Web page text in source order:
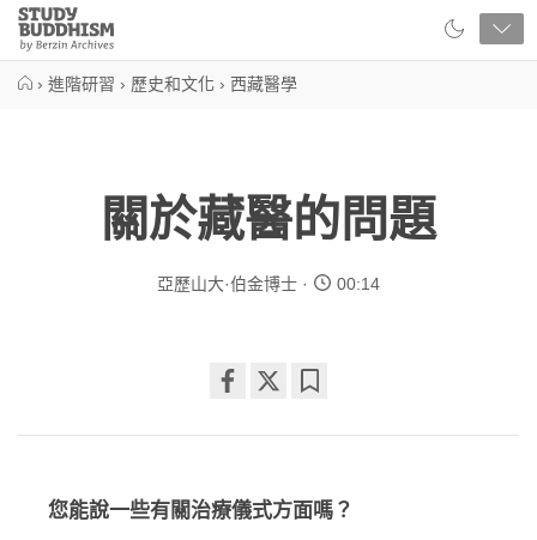
Close
Study
Buddhism
› 進階研習 › 歷史和文化 › 西藏醫學
關於藏醫的問題
亞歷山大·伯金博士 00:14
on
您能說一些有關治療儀式方面嗎？